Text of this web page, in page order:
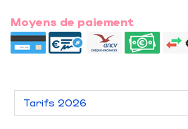
Moyens de paiement